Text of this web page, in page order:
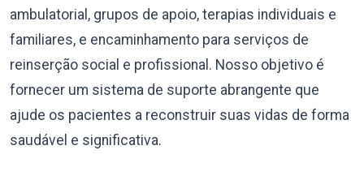
ambulatorial, grupos de apoio, terapias individuais e
familiares, e encaminhamento para serviços de
reinserção social e profissional. Nosso objetivo é
fornecer um sistema de suporte abrangente que
ajude os pacientes a reconstruir suas vidas de forma
saudável e significativa.